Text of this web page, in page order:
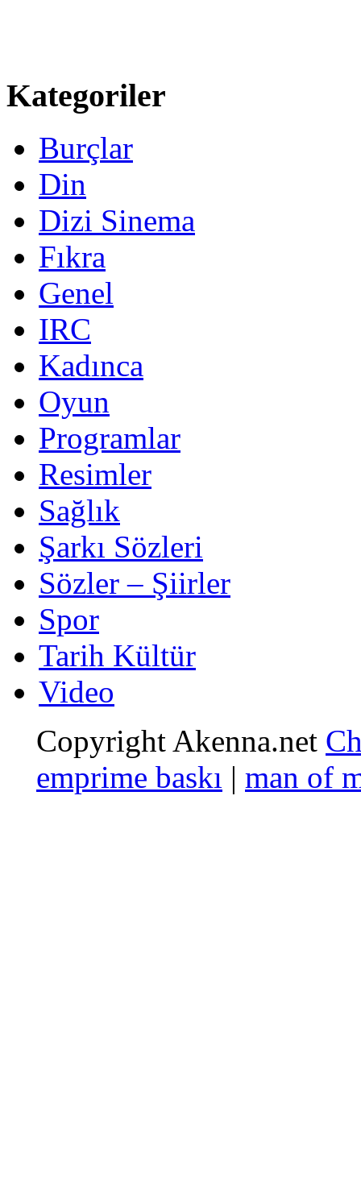
Kategoriler
Burçlar
Din
Dizi Sinema
Fıkra
Genel
IRC
Kadınca
Oyun
Programlar
Resimler
Sağlık
Şarkı Sözleri
Sözler – Şiirler
Spor
Tarih Kültür
Video
Copyright Akenna.net
emprime baskı | man of